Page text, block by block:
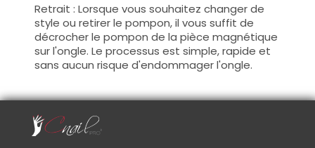
Retrait : Lorsque vous souhaitez changer de
style ou retirer le pompon, il vous suffit de
décrocher le pompon de la pièce magnétique
sur l'ongle. Le processus est simple, rapide et
sans aucun risque d'endommager l'ongle.
Conseil :
Assurez-vous que l'ongle est propre et sec